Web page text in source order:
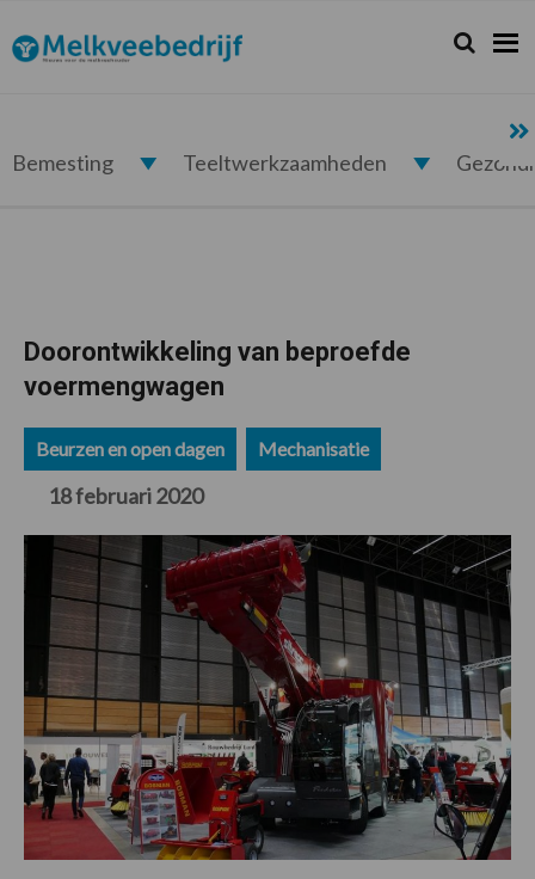
de
hoofdnavigatie
de
hoofd
de
eerste
de
voettekst
Melkveebedrijf.nl Zoeken...
Zoek
Bemesting Teeltwerkzaamheden
Doorontwikkeling van beproefde
voermengwagen
Beurzen en open dagen Mechanisatie
18 februari 2020